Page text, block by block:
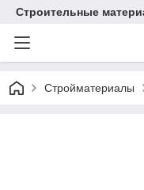
Строительные
Стройматериалы